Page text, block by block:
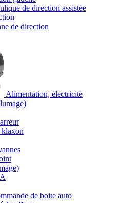
de direction assistée
de direction
Alimentation, électricité
klaxon
de boite auto